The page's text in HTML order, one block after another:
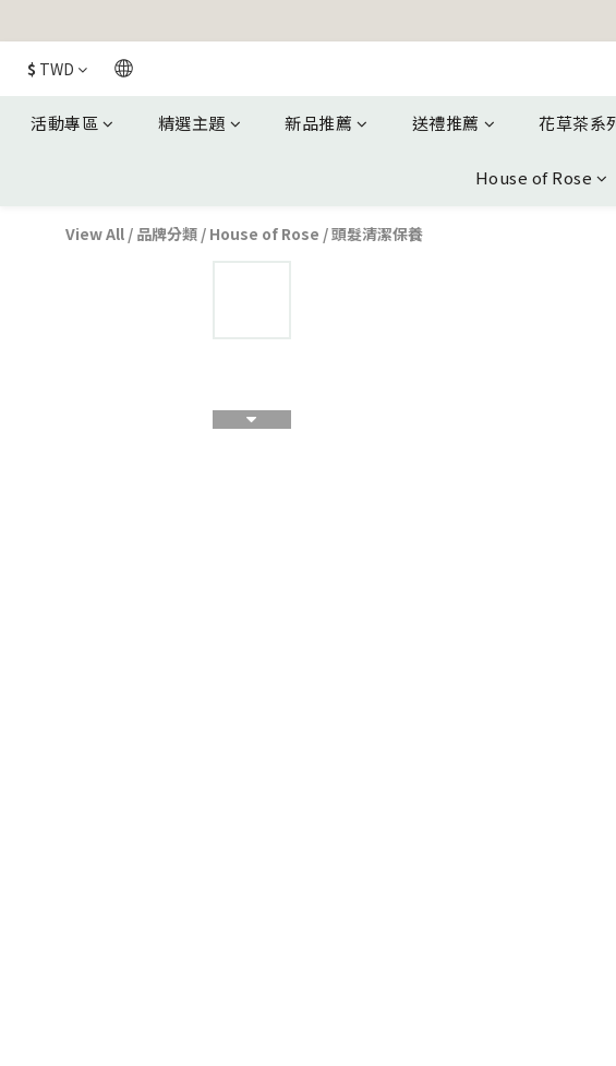
【官網獨
【官網獨
$ TWD
活動專區 精選主題 新品推薦 送禮推薦 花草茶系
House of Rose
View All / 品牌分類 / House of Rose /頭髮清潔保養